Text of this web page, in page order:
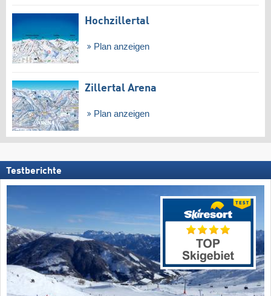
Hochzillertal
Plan anzeigen
Zillertal Arena
Plan anzeigen
Testberichte